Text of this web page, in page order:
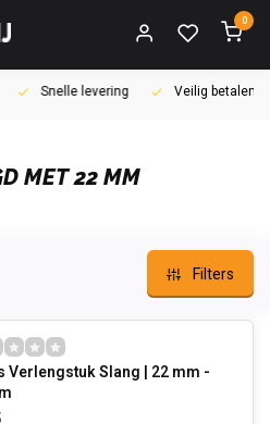
0
Snelle levering Veilig betalen
MET 22 MM
Filters
Verlengstuk Slang | 22 mm -